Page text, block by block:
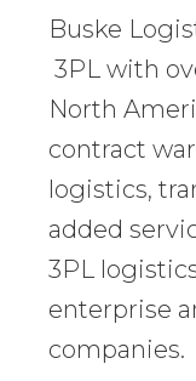
Buske
3PL with
North
contract
logistics,
added
3PL
enterprise
companies.